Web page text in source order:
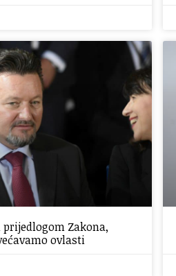
Zakona,
ovlasti